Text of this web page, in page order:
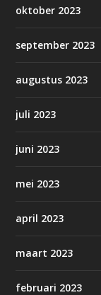
oktober 2023
september 2023
augustus 2023
juli 2023
juni 2023
mei 2023
april 2023
maart 2023
februari 2023